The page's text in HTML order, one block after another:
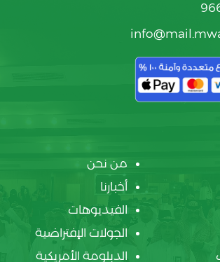
من نحن
أخبارنا
الفيديوهات
الجولات الإفتراضية
الدبلومة الأمريكية